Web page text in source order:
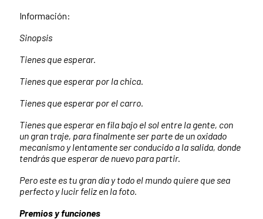
Información:
Sinopsis
Tienes que esperar.
Tienes que esperar por la chica.
Tienes que esperar por el carro.
Tienes que esperar en fila bajo el sol entre la gente, con
un gran traje, para finalmente ser parte de un oxidado
mecanismo y lentamente ser conducido a la salida, donde
tendrás que esperar de nuevo para partir.
Pero este es tu gran día y todo el mundo quiere que sea
perfecto y lucir feliz en la foto.
Premios y funciones